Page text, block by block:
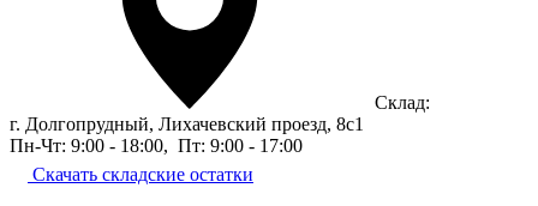
Склад:
г. Долгопрудный, Лихачевский проезд, 8c1
Пн-Чт: 9:00 - 18:00, Пт: 9:00 - 17:00
Скачать складские остатки